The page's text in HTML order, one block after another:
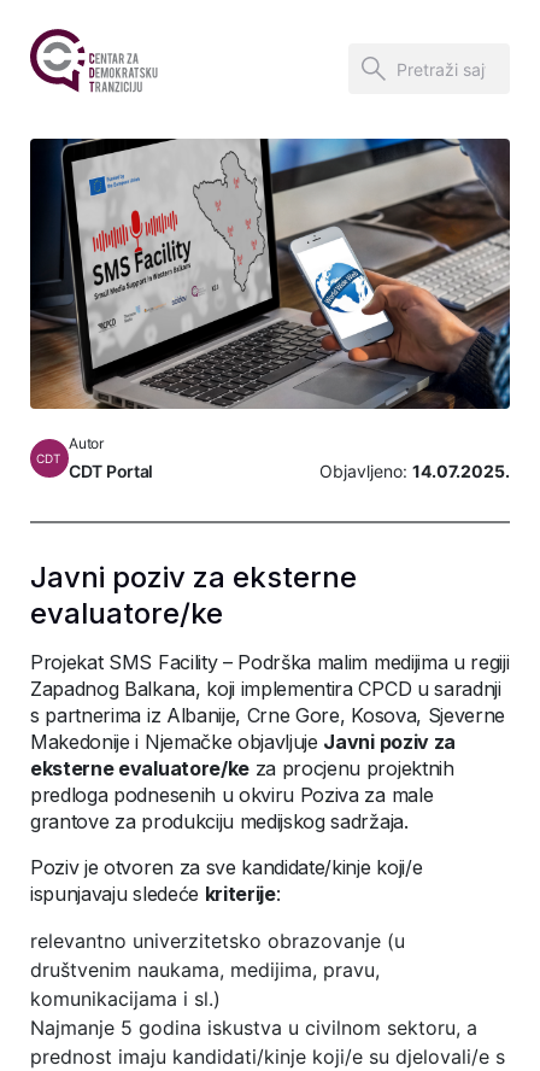
CDT
Autor
CDT Portal Objavljeno: 14.07.2025.
Javni poziv za eksterne
evaluatore/ke
Projekat SMS Facility – Podrška malim medijima u regiji
Zapadnog Balkana, koji implementira CPCD u saradnji
s partnerima iz Albanije, Crne Gore, Kosova, Sjeverne
Makedonije i Njemačke objavljuje Javni poziv za
eksterne evaluatore/keza procjenu projektnih
predloga podnesenih u okviru Poziva za male
grantove za produkciju medijskog sadržaja.
Poziv je otvoren za sve kandidate/kinje koji/e
ispunjavaju sledeće kriterije:
relevantno univerzitetsko obrazovanje (u
društvenim naukama, medijima, pravu,
komunikacijama i sl.)
Najmanje 5 godina iskustva u civilnom sektoru, a
prednost imaju kandidati/kinje koji/e su djelovali/e s